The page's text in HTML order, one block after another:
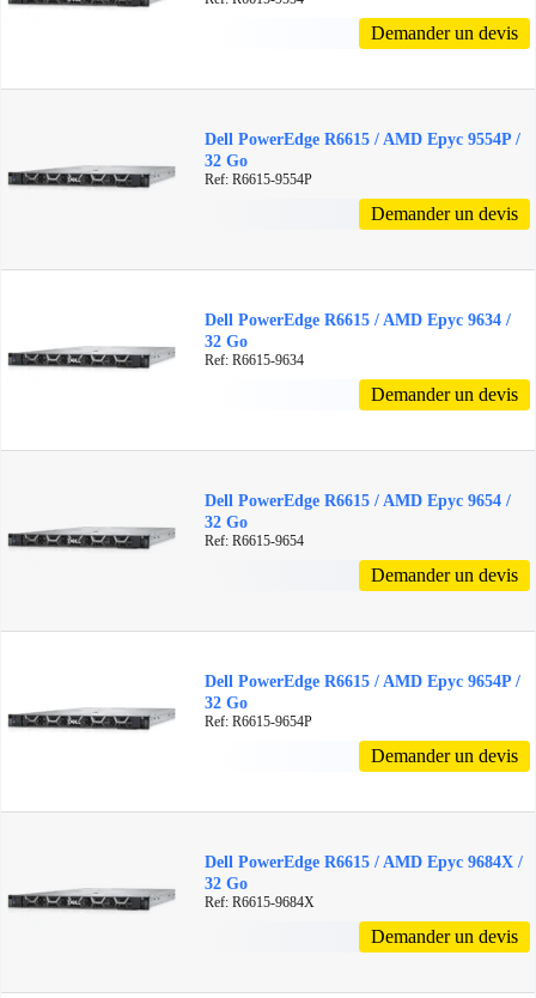
Demander un devis
Dell PowerEdge R6615 / AMD Epyc 9554P /
32 Go
Ref: R6615-9554P
Demander un devis
Dell PowerEdge R6615 / AMD Epyc 9634 /
32 Go
Ref: R6615-9634
Demander un devis
Dell PowerEdge R6615 / AMD Epyc 9654 /
32 Go
Ref: R6615-9654
Demander un devis
Dell PowerEdge R6615 / AMD Epyc 9654P /
32 Go
Ref: R6615-9654P
Demander un devis
Dell PowerEdge R6615 / AMD Epyc 9684X /
32 Go
Ref: R6615-9684X
Demander un devis